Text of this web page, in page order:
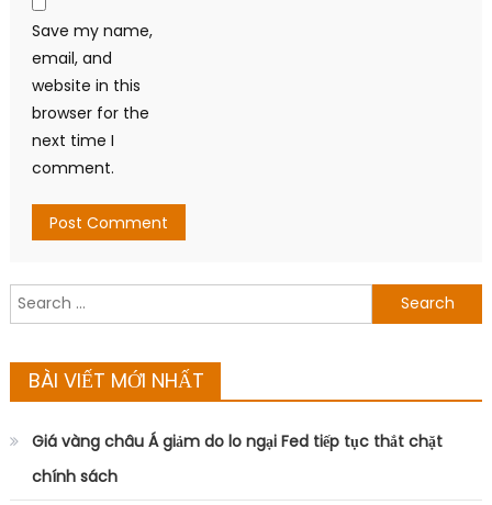
Save my name,
email, and
website in this
browser for the
next time I
comment.
Search
for:
BÀI VIẾT MỚI NHẤT
Giá vàng châu Á giảm do lo ngại Fed tiếp tục thắt chặt
chính sách